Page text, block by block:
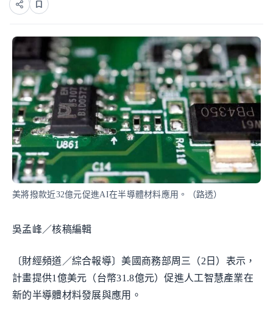
美將撥款近32億元促進AI在半導體材料應用。（路透）
吳孟峰／核稿編輯
〔財經頻道／綜合報導〕美國商務部周三（2日）表示，
計畫提供1億美元（台幣31.8億元）促進人工智慧產業在
新的半導體材料發展與應用。